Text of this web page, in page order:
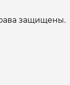
защищены.